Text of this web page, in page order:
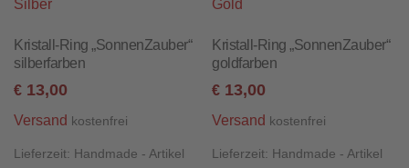
Kristall-Ring „SonnenZauber“
silberfarben
€ 13,00
Versand kostenfrei
Lieferzeit: Handmade - Artikel
Kristall-Ring „SonnenZauber“
goldfarben
€ 13,00
Versand kostenfrei
Lieferzeit: Handmade - Artikel